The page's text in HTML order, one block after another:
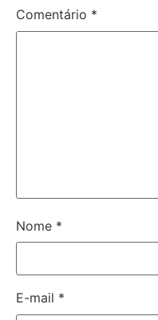
Comentário *
Nome *
E-mail *